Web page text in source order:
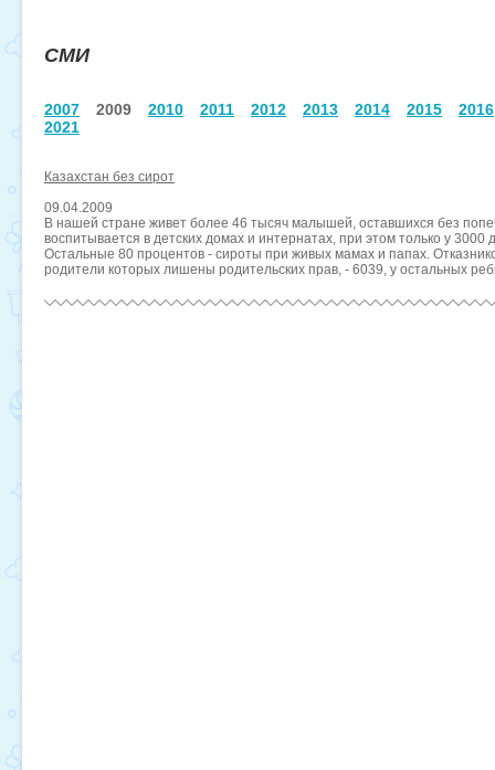
СМИ
2007 2009 2010 2011 2012 2013 2014 2015
2016
2021
Казахстан без сирот
09.04.2009
В нашей стране живет более 46 тысяч малышей, оставшихся без
воспитывается в детских домах и интернатах, при этом только у
Остальные 80 процентов - сироты при живых мамах и папах.
родители которых лишены родительских прав, - 6039, у остальных